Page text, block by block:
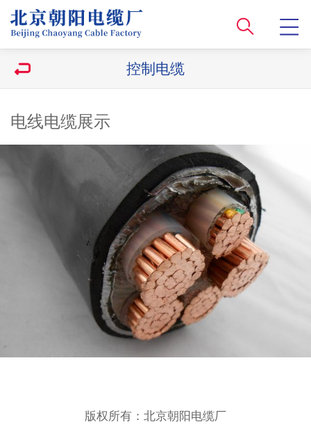
控制电缆
电线电缆展示
版权所有：北京朝阳电缆厂